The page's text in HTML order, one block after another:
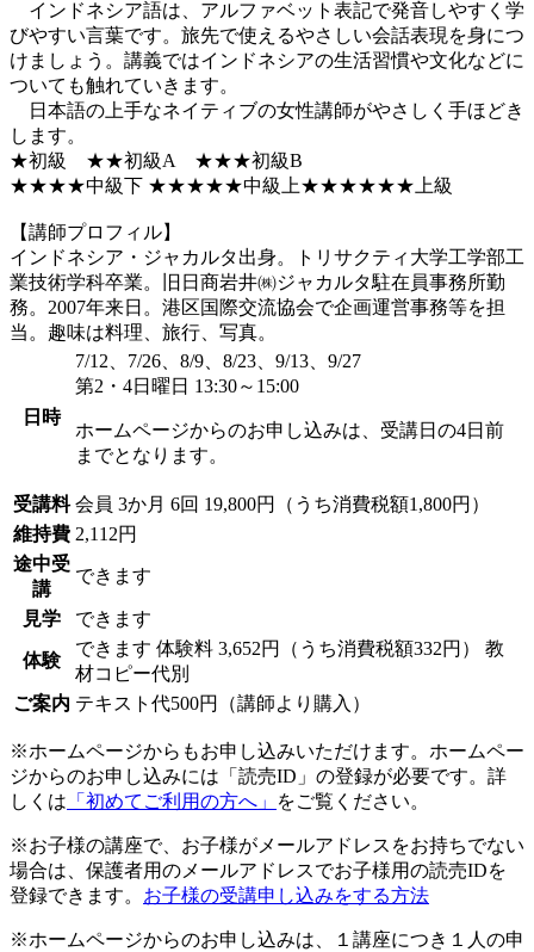
インドネシア語は、アルファベット表記で発音しやすく学
びやすい言葉です。旅先で使えるやさしい会話表現を身につ
けましょう。講義ではインドネシアの生活習慣や文化などに
ついても触れていきます。
日本語の上手なネイティブの女性講師がやさしく手ほどき
します。
★初級 ★★初級A ★★★初級B
★★★★中級下 ★★★★★中級上★★★★★★上級
【講師プロフィル】
インドネシア・ジャカルタ出身。トリサクティ大学工学部工
業技術学科卒業。旧日商岩井㈱ジャカルタ駐在員事務所勤
務。2007年来日。港区国際交流協会で企画運営事務等を担
当。趣味は料理、旅行、写真。
日時
7/12、7/26、8/9、8/23、9/13、9/27
第2・4日曜日 13:30～15:00
ホームページからのお申し込みは、受講日の4日前
までとなります。
受講料 会員 3か月 6回 19,800円（うち消費税額1,800円）
維持費 2,112円
途中受
講
できます
見学 できます
体験
できます 体験料 3,652円（うち消費税額332円） 教
材コピー代別
ご案内 テキスト代500円（講師より購入）
※ホームページからもお申し込みいただけます。ホームペー
ジからのお申し込みには「読売ID」の登録が必要です。詳
しくは 「初めてご利用の方へ」 をご覧ください。
※お子様の講座で、お子様がメールアドレスをお持ちでない
場合は、保護者用のメールアドレスでお子様用の読売IDを
登録できます。 お子様の受講申し込みをする方法
※ホームページからのお申し込みは、１講座につき１人の申